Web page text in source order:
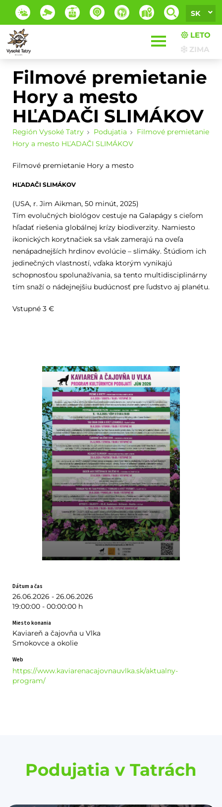
SK
LETO
ZIMA
Filmové premietanie
Hory a mesto
HĽADAČI SLIMÁKOV
Región Vysoké Tatry Podujatia
Filmové premietanie
Hory a mesto HĽADAČI SLIMÁKOV
Filmové premietanie Hory a mesto
HĽADAČI SLIMÁKOV
(USA, r. Jim Aikman, 50 minút, 2025)
Tím evolučných biológov cestuje na Galapágy s cieľom
hľadať riešenia globálnej krízy biodiverzity. Namiesto
ikonických korytnačiek sa však zamerajú na oveľa
nenápadnejších hrdinov evolúcie – slimáky. Štúdiom ich
jedinečných vlastností, vďaka ktorým vynikajú
schopnosťou spolunažívania, sa tento multidisciplinárny
tím snaží o nádejnejšiu budúcnosť pre ľudstvo aj planétu.
Vstupné 3 €
Dátum a čas
26.06.2026 - 26.06.2026
19:00:00 - 00:00:00 h
Miesto konania
Kaviareň a čajovňa u Vlka
Smokovce a okolie
Web
https://www.kaviarenacajovnauvlka.sk/aktualny-
program/
Podujatia v Tatrách